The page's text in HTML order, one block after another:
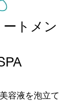
トメン
容液を泡立て